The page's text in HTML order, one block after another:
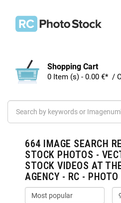
Shopping Cart
0 Item (s) -
664 IMAGE SEARCH
STOCK PHOTOS -
STOCK VIDEOS AT
AGENCY - RC -